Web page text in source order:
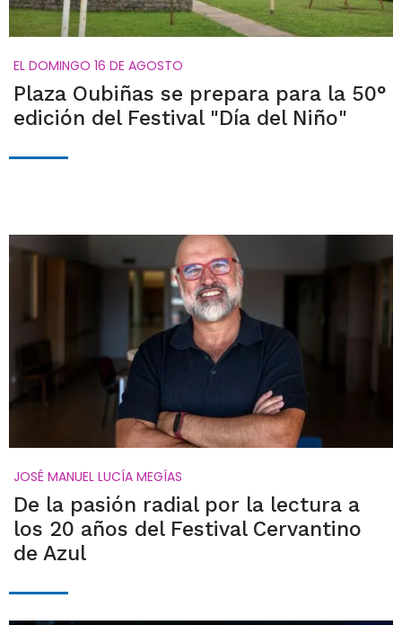
EL DOMINGO 16 DE AGOSTO
Plaza Oubiñas se prepara para la 50°
edición del Festival "Día del Niño"
JOSÉ MANUEL LUCÍA MEGÍAS
De la pasión radial por la lectura a
los 20 años del Festival Cervantino
de Azul